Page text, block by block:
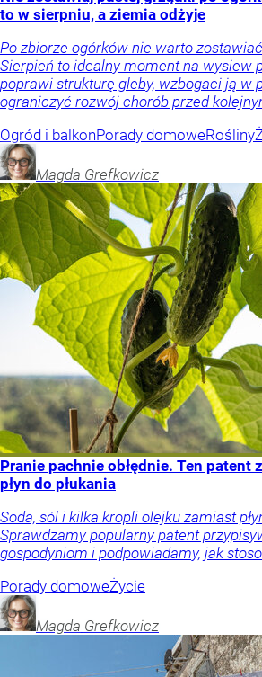
to w sierpniu, a ziemia odżyje
Po zbiorze ogórków nie warto
Sierpień to idealny moment na wysiew
poprawi strukturę gleby, wzbogaci ją w
ograniczyć rozwój chorób przed
Ogród i balkonPorady domoweRośliny
Magda Grefkowicz
Pranie pachnie obłędnie. Ten patent
płyn do płukania
Soda, sól i kilka kropli olejku zamiast
Sprawdzamy popularny patent
gospodyniom i podpowiadamy, jak
Porady domoweŻycie
Magda Grefkowicz